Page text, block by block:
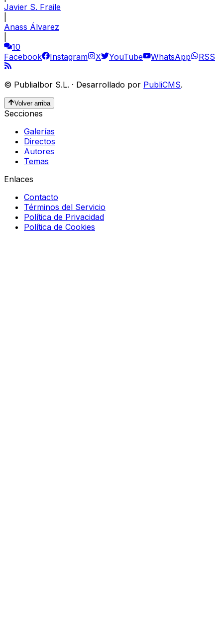
Javier S. Fraile
Anass Álvarez
10
Facebook
Instagram X YouTube WhatsApp RSS
© Publialbor S.L. · Desarrollado por PubliCMS.
Volver arriba
Secciones
Galerías
Directos
Autores
Temas
Enlaces
Contacto
Términos del Servicio
Política de Privacidad
Política de Cookies